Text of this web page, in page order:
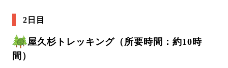
2日目
屋久杉トレッキング（所要時間：約10時
間）